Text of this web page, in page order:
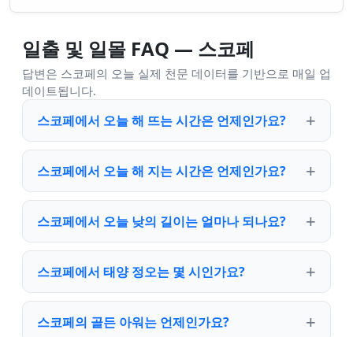
일출 및 일몰 FAQ — 스코페
답변은 스코페의 오늘 실제 천문 데이터를 기반으로 매일 업
데이트됩니다.
스코페에서 오늘 해 뜨는 시간은 언제인가요?
스코페에서 오늘 해 지는 시간은 언제인가요?
스코페에서 오늘 낮의 길이는 얼마나 되나요?
스코페에서 태양 정오는 몇 시인가요?
스코페의 골든 아워는 언제인가요?